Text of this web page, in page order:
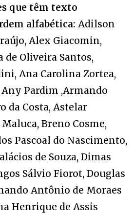
que têm texto
alfabética: Adilson
Alex Giacomin,
de Oliveira Santos,
Ana Carolina Zortea,
Pardim ,Armando
da Costa, Astelar
Breno Cosme,
Pascoal do Nascimento,
de Souza, Dimas
Sálvio Fiorot, Douglas
Antônio de Moraes
Henrique de Assis